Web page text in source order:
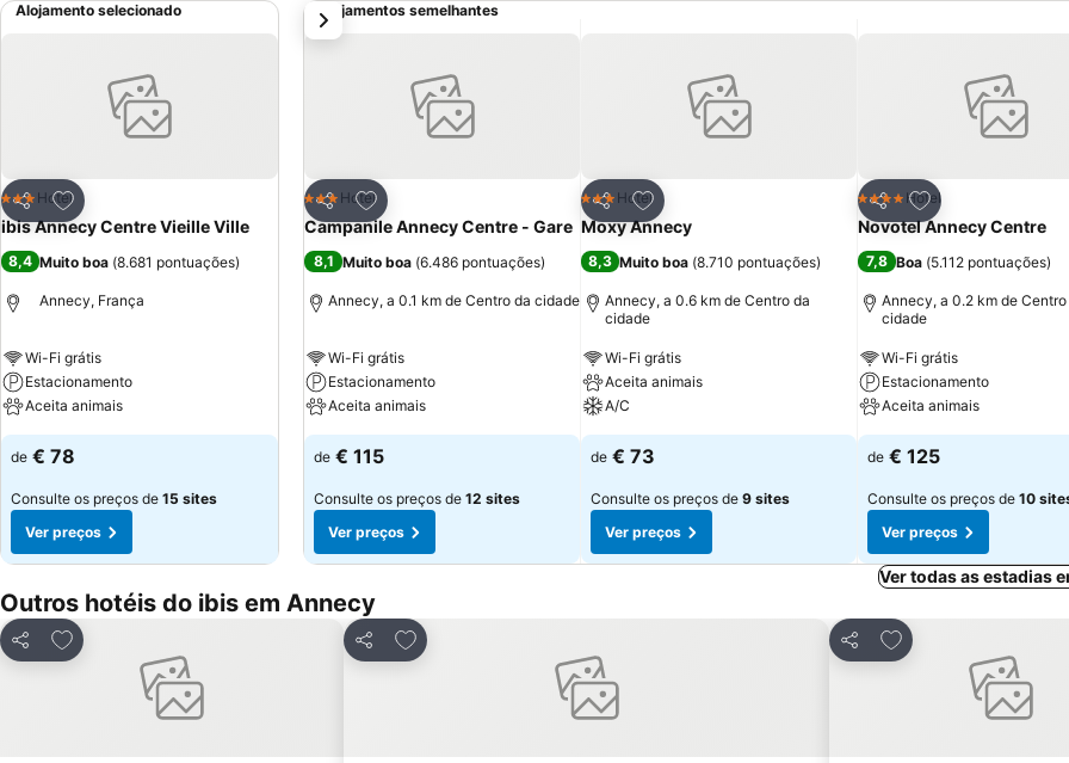
Alojamento selecionado
Partilhar
Adicionar aos favoritos
3 Estrelas
Hotel
ibis Annecy Centre Vieille Ville
8,4 Muito boa (8.681 pontuações)
Annecy, França
Wi-Fi grátis
Estacionamento
Aceita animais
de € 78
Consulte os preços de 15 sites
Ver preços
Alojamentos semelhantes
Partilhar
Adicionar aos favoritos
3 Estrelas
Hotel
Campanile Annecy Centre - Gare
8,1 Muito boa (6.486 pontuações)
Annecy, a 0.1 km de Centro da cidade
Wi-Fi grátis
Estacionamento
Aceita animais
de € 115
Consulte os preços de 12 sites
Ver preços
Partilhar
Adicionar aos favoritos
3 Estrelas
Hotel
Moxy Annecy
8,3 Muito boa (8.710 pontuações)
Annecy, a 0.6 km de Centro da
cidade
Wi-Fi grátis
Aceita animais
A/C
de € 73
Consulte os preços de 9 sites
Ver preços
Partilhar
Adicionar aos
4 EstrelasHotel
Novotel Annecy Centre
7,8 Boa (5.112 pontuações)
Annecy, a 0.2 km de Centro
cidade
Wi-Fi grátis
Estacionamento
Aceita animais
de € 125
Consulte os preços de 10
Ver preços
próximo
Ver todas as estadias
Outros hotéis do ibis em Annecy
Partilhar
Adicionar aos favoritos
Partilhar
Adicionar aos favoritos
Partilhar
Adicionar aos